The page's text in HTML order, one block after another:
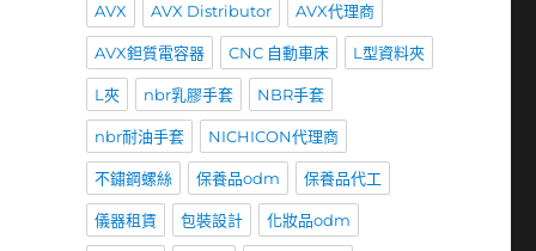
AVX AVX Distributor AVX代理商
AVX鉭質電容器 CNC 自動車床 L型資料夾
L夾 nbr乳膠手套 NBR手套
nbr耐油手套 NICHICON代理商
不鏽鋼螺絲 保養品odm 保養品代工
儀器租賃 包裝設計 化妝品odm